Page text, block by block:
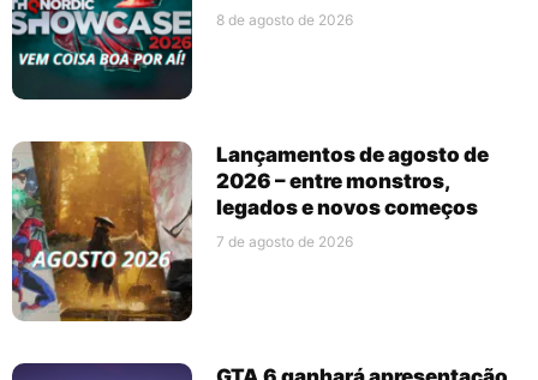
8 de agosto de 2026
Lançamentos de agosto de
2026 – entre monstros,
legados e novos começos
7 de agosto de 2026